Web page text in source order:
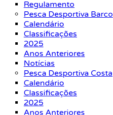
Regulamento
Pesca Desportiva Barco
Calendário
Classificações
2025
Anos Anteriores
Notícias
Pesca Desportiva Costa
Calendário
Classificações
2025
Anos Anteriores